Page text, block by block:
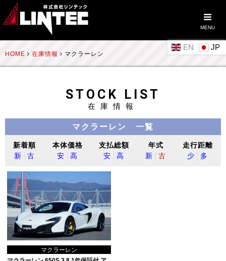
MENU
EN
HOME 在庫情報 マクラーレン
STOCK LIST
在庫情報
マクラーレン 一覧
新着順
新
古
本体価格
安
高
支払総額
安
高
年式
新
古
走行距離
少
多
マクラーレン